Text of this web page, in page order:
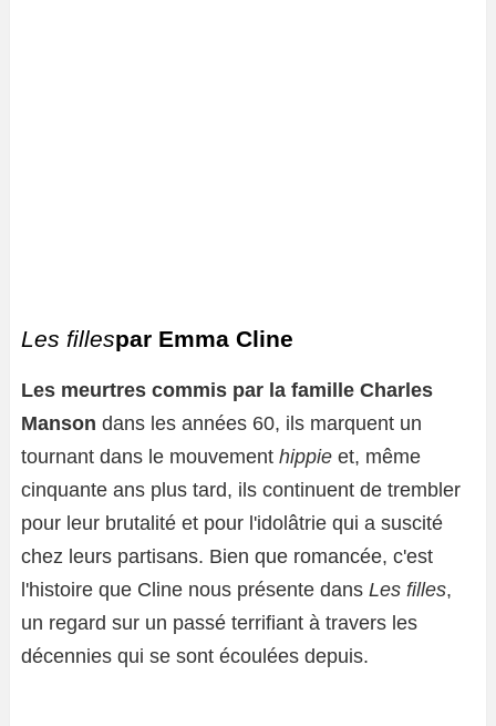
Les fillespar Emma Cline
Les meurtres commis par la famille Charles
Manson dans les années 60, ils marquent un
tournant dans le mouvement hippie et, même
cinquante ans plus tard, ils continuent de trembler
pour leur brutalité et pour l'idolâtrie qui a suscité
chez leurs partisans. Bien que romancée, c'est
l'histoire que Cline nous présente dans Les filles,
un regard sur un passé terrifiant à travers les
décennies qui se sont écoulées depuis.